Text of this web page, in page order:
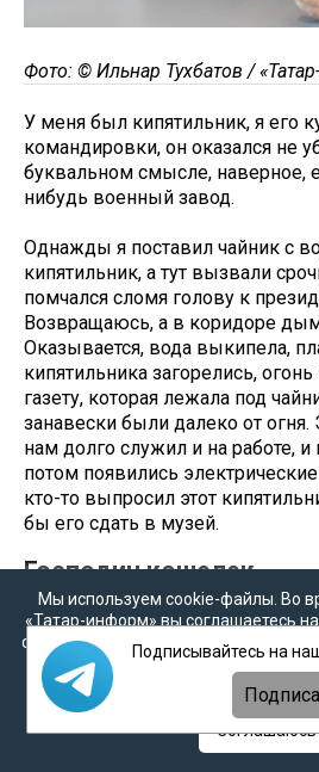
Фото: © Ильнар Тухбатов /
У меня был кипятильник, я его
командировки, он оказался не
буквальном смысле, наверное,
нибудь военный завод.
Однажды я поставил чайник с
кипятильник, а тут вызвали
помчался сломя голову к
Возвращаюсь, а в коридоре
Оказывается, вода выкипела,
кипятильника загорелись,
газету, которая лежала под
занавески были далеко от огня.
нам долго служил и на работе,
потом появились
кто-то выпросил этот
бы его сдать в музей.
Господин кошелек
Когда начали закрывать
отрасли промышленности,
всей экономике. Татарстан,
правами, разработал свой план
остановив разбазаривание на
ваучеры. Шаймиев считал, что
Мы используем cookie-файлы. Во
«Татар-информ» вы соглашаетесь
cookie в соответствии с настоящим
наобработку персональных
персональных данных
Соглашаюсь
Подписывайтесь на